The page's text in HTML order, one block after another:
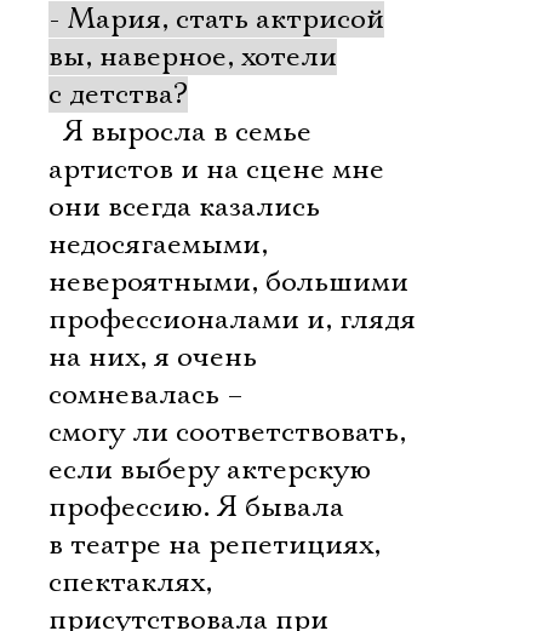
- Мария, стать актрисой
вы, наверное, хотели
с детства?
 Я выросла в семье
артистов и на сцене мне
они всегда казались
недосягаемыми,
невероятными, большими
профессионалами и, глядя
на них, я очень
сомневалась –
смогу ли соответствовать,
если выберу актерскую
профессию. Я бывала
в театре на репетициях,
спектаклях,
присутствовала при